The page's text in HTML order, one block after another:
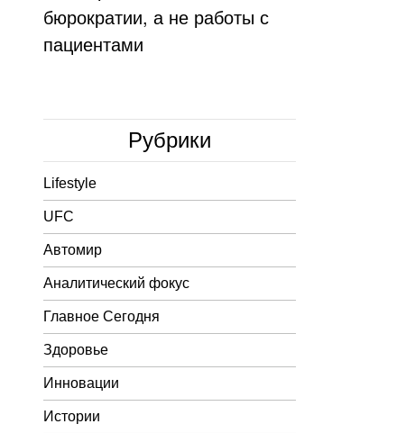
бюрократии, а не работы с
пациентами
Рубрики
Lifestyle
UFC
Автомир
Аналитический фокус
Главное Сегодня
Здоровье
Инновации
Истории